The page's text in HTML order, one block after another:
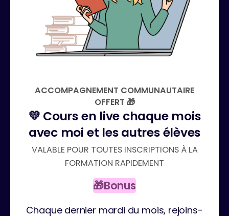
ACCOMPAGNEMENT COMMUNAUTAIRE
OFFERT 🎁
💛 Cours en live chaque mois
avec moi et les autres élèves
VALABLE POUR TOUTES INSCRIPTIONS À LA
FORMATION RAPIDEMENT
🎁Bonus
Chaque dernier mardi du mois, rejoins-